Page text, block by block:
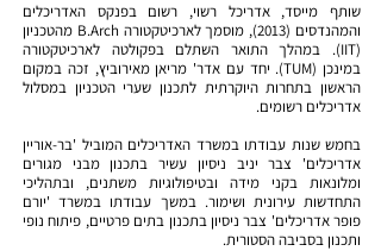
שותף מייסד, אדריכל רשוי, רשום בפנקס האדריכלים
והמהנדסים (2013), מוסמך לארכיטקטורה B.Arch מהטכניון
(IIT). במהלך התואר השתלם בפקולטה לארכיטקטורה
במינכן (TUM). יחד עם אדר' מריאן מאירוביץ, זכה במקום
הראשון בתחרות היוקרתית לתכנון שערי הטכניון במסלול
אדריכלים רשומים.
בחמש שנות עבודתו במשרד האדריכלים המוביל 'בר-אוריין
אדריכלים' צבר יניב ניסיון עשיר בתכנון מבני מגורים
ומלונאות בקני מידה ובטיפולוגיות משתנים, ובתהליכי
התחדשות עירונית ושימור. במשך עבודתו במשרד 'יורם
פופר אדריכלים' צבר ניסיון בתכנון בתים פרטיים, פיתוח נופי
ותכנון בסביבה הסטורית.